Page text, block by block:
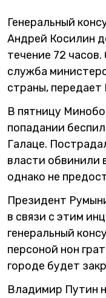
Генеральный
Андрей Косилин
течение 72
служба
страны,
В пятницу
попадании
Галаце.
власти обвинили
однако не
Президент
в связи с этим
генеральный
персоной нон
городе будет
Владимир Путин